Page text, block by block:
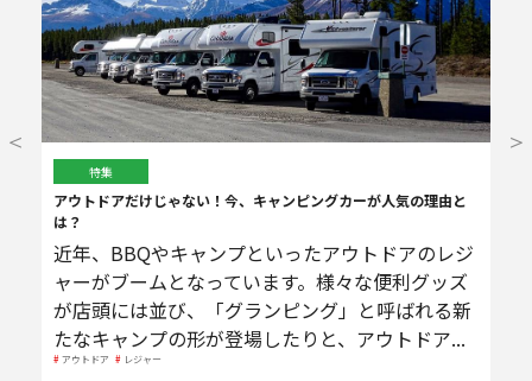
特集
アウトドアだけじゃない！今、キャンピングカーが人気の理由と
は？
近年、BBQやキャンプといったアウトドアのレジ
ャーがブームとなっています。様々な便利グッズ
が店頭には並び、「グランピング」と呼ばれる新
たなキャンプの形が登場したりと、アウトドア...
アウトドア レジャー